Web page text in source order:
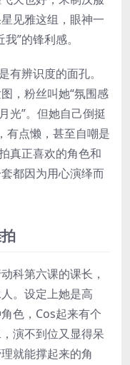
见雅这组，眼神一
”的锋利感。
有辨识度的面孔。
，粉丝叫她“氛围感
光”。但她自己倒挺
有点懒，甚至自嘲是
真正喜欢的角色和
都因为用心演绎而
科第六课的课长，
。设定上她是高
色，Cos起来有个
演不到位又显得呆
就能撑起来的角